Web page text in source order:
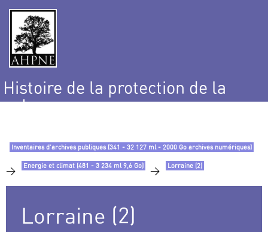
Histoire de la protection de la
nature
Inventaires d’archives publiques (341 - 32 127 ml - 2000 Go archives numériques)
> Energie et climat (481 - 3 234 ml 9,6 Go) > Lorraine (2)
Lorraine (2)